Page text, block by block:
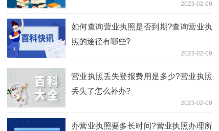
2023-02-09
如何查询营业执照是否到期?查询营业执
照的途径有哪些?
2023-02-09
营业执照丢失登报费用是多少?营业执照
丢失了怎么补办?
2023-02-09
办营业执照要多长时间?营业执照办理所